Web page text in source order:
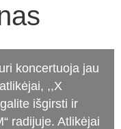
koncertuoja jau
,,X
išgirsti ir
radijuje. Atlikėjai